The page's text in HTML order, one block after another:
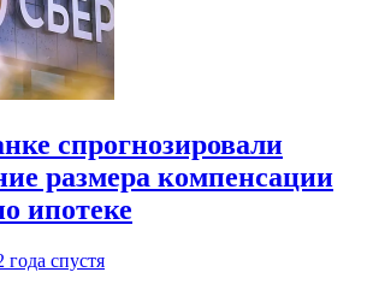
спрогнозировали
размера компенсации
ипотеке
года спустя